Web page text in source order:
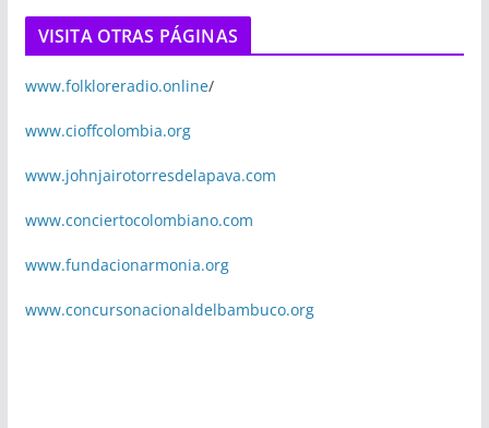
VISITA OTRAS PÁGINAS
www.folkloreradio.online/
www.cioffcolombia.org
www.johnjairotorresdelapava.com
www.conciertocolombiano.com
www.fundacionarmonia.org
www.concursonacionaldelbambuco.org